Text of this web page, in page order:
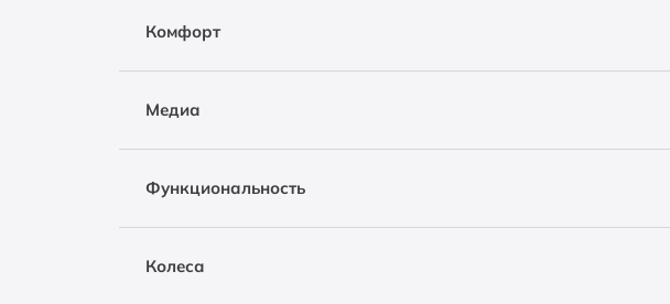
Комфорт
Медиа
Функциональность
Колеса